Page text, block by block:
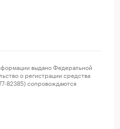
выдано Федеральной
о регистрации средства
82385) сопровождаются